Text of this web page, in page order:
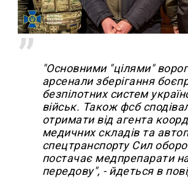
"Основними "цілями"
арсенали зберігання
безпілотних систем
військ. Також фсб
отримати від агента
медичних складів та
спецтранспорту Сил
постачає медпрепарати
передову", - йдеться в